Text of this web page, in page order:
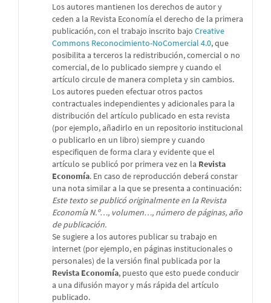
Los autores mantienen los derechos de autor y
ceden a la Revista Economía el derecho de la primera
publicación, con el trabajo inscrito bajo Creative
Commons Reconocimiento-NoComercial 4.0, que
posibilita a terceros la redistribución, comercial o no
comercial, de lo publicado siempre y cuando el
artículo circule de manera completa y sin cambios.
Los autores pueden efectuar otros pactos
contractuales independientes y adicionales para la
distribución del artículo publicado en esta revista
(por ejemplo, añadirlo en un repositorio institucional
o publicarlo en un libro) siempre y cuando
especifiquen de forma clara y evidente que el
artículo se publicó por primera vez en la Revista
Economía. En caso de reproducción deberá constar
una nota similar a la que se presenta a continuación:
Este texto se publicó originalmente en la Revista
Economía N.º…, volumen…, número de páginas, año
de publicación.
Se sugiere a los autores publicar su trabajo en
internet (por ejemplo, en páginas institucionales o
personales) de la versión final publicada por la
Revista Economía, puesto que esto puede conducir
a una difusión mayor y más rápida del artículo
publicado.